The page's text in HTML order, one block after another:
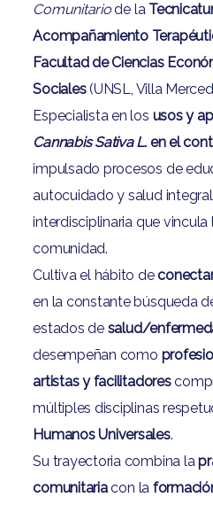
Comunitariode la
Acompañamiento
Facultad de Ciencias
Sociales(UNSL, Villa
Especialista en los usos y
Cannabis Sativa L. en el
impulsado procesos de
autocuidado y salud
interdisciplinaria que vincula
comunidad.
Cultiva el hábito de
en la constante búsqueda
estados de salud/
desempeñan como
artistas y facilitadores
múltiples disciplinas
Humanos Universales.
Su trayectoria combina la
comunitariacon la